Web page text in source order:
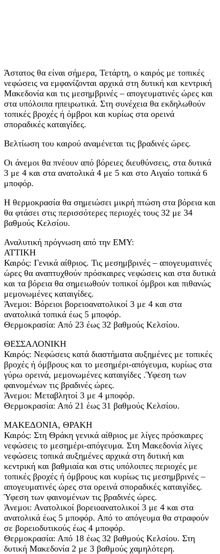
Άστατος θα είναι σήμερα, Τετάρτη, ο καιρός με τοπικές
νεφώσεις να εμφανίζονται αρχικά στη δυτική και κεντρική
Μακεδονία και τις μεσημβρινές – απογευματινές ώρες και
στα υπόλοιπα ηπειρωτικά. Στη συνέχεια θα εκδηλωθούν
τοπικές βροχές ή όμβροι και κυρίως στα ορεινά
σποραδικές καταιγίδες.
Βελτίωση του καιρού αναμένεται τις βραδινές ώρες.
Οι άνεμοι θα πνέουν από βόρειες διευθύνσεις, στα δυτικά
3 με 4 και στα ανατολικά 4 με 5 και στο Αιγαίο τοπικά 6
μποφόρ.
Η θερμοκρασία θα σημειώσει μικρή πτώση στα βόρεια και
θα φτάσει στις περισσότερες περιοχές τους 32 με 34
βαθμούς Κελσίου.
Αναλυτική πρόγνωση από την ΕΜΥ:
ΑΤΤΙΚΗ
Καιρός: Γενικά αίθριος. Τις μεσημβρινές – απογευματινές
ώρες θα αναπτυχθούν πρόσκαιρες νεφώσεις και στα δυτικά
και τα βόρεια θα σημειωθούν τοπικοί όμβροι και πιθανώς
μεμονωμένες καταιγίδες.
Άνεμοι: Βόρειοι βορειοανατολικοί 3 με 4 και στα
ανατολικά τοπικά έως 5 μποφόρ.
Θερμοκρασία: Από 23 έως 32 βαθμούς Κελσίου.
ΘΕΣΣΑΛΟΝΙΚΗ
Καιρός: Νεφώσεις κατά διαστήματα αυξημένες με τοπικές
βροχές ή όμβρους και το μεσημέρι-απόγευμα, κυρίως στα
γύρω ορεινά, μεμονωμένες καταιγίδες .Ύφεση των
φαινομένων τις βραδινές ώρες.
Άνεμοι: Μεταβλητοί 3 με 4 μποφόρ.
Θερμοκρασία: Από 21 έως 31 βαθμούς Κελσίου.
ΜΑΚΕΔΟΝΙΑ, ΘΡΑΚΗ
Καιρός: Στη Θράκη γενικά αίθριος με λίγες πρόσκαιρες
νεφώσεις το μεσημέρι-απόγευμα. Στη Μακεδονία λίγες
νεφώσεις τοπικά αυξημένες αρχικά στη δυτική και
κεντρική και βαθμιαία και στις υπόλοιπες περιοχές με
τοπικές βροχές ή όμβρους και κυρίως τις μεσημβρινές –
απογευματινές ώρες στα ορεινά σποραδικές καταιγίδες.
Ύφεση των φαινομένων τις βραδινές ώρες.
Άνεμοι: Ανατολικοί βορειοανατολικοί 3 με 4 και στα
ανατολικά έως 5 μποφόρ. Από το απόγευμα θα στραφούν
σε βορειοδυτικούς έως 4 μποφόρ.
Θερμοκρασία: Από 18 έως 32 βαθμούς Κελσίου. Στη
δυτική Μακεδονία 2 με 3 βαθμούς χαμηλότερη.